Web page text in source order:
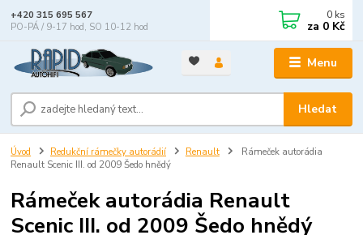
Menu
Hledat
+420 315 695 567
PO-PÁ / 9-17 hod, SO 10-12 hod
0 ks
za 0 Kč
Úvod Redukční rámečky autorádií Renault
Rámeček autorádia
Renault Scenic III. od 2009 Šedo hnědý
Rámeček autorádia Renault
Scenic III. od 2009 Šedo hnědý